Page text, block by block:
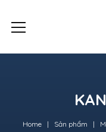
Home Sản phẩm